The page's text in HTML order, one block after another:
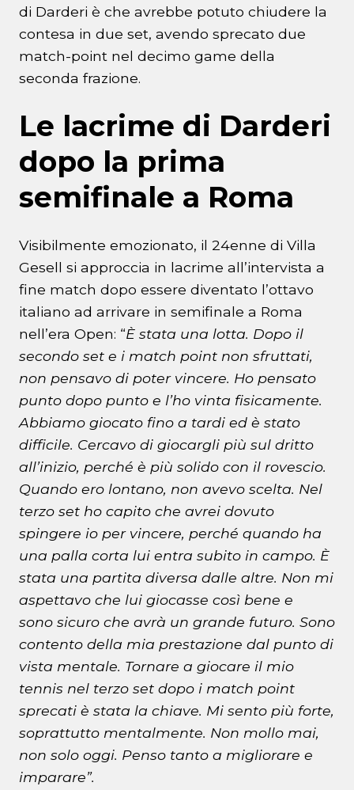
di Darderi è che avrebbe potuto chiudere la
contesa in due set, avendo sprecato due
match-point nel decimo game della
seconda frazione.
Le lacrime di Darderi
dopo la prima
semifinale a Roma
Visibilmente emozionato, il 24enne di Villa
Gesell si approccia in lacrime all’intervista a
fine match dopo essere diventato l’ottavo
italiano ad arrivare in semifinale a Roma
nell’era Open: “È stata una lotta. Dopo il
secondo set e i match point non sfruttati,
non pensavo di poter vincere. Ho pensato
punto dopo punto e l’ho vinta fisicamente.
Abbiamo giocato fino a tardi ed è stato
difficile. Cercavo di giocargli più sul dritto
all’inizio, perché è più solido con il rovescio.
Quando ero lontano, non avevo scelta. Nel
terzo set ho capito che avrei dovuto
spingere io per vincere, perché quando ha
una palla corta lui entra subito in campo. È
stata una partita diversa dalle altre. Non mi
aspettavo che lui giocasse così bene e
sono sicuro che avrà un grande futuro. Sono
contento della mia prestazione dal punto di
vista mentale. Tornare a giocare il mio
tennis nel terzo set dopo i match point
sprecati è stata la chiave. Mi sento più forte,
soprattutto mentalmente. Non mollo mai,
non solo oggi. Penso tanto a migliorare e
imparare”.